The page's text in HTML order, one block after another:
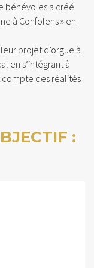
bénévoles a créé
à Confolens » en
projet d’orgue à
en s’intégrant à
compte des réalités
: